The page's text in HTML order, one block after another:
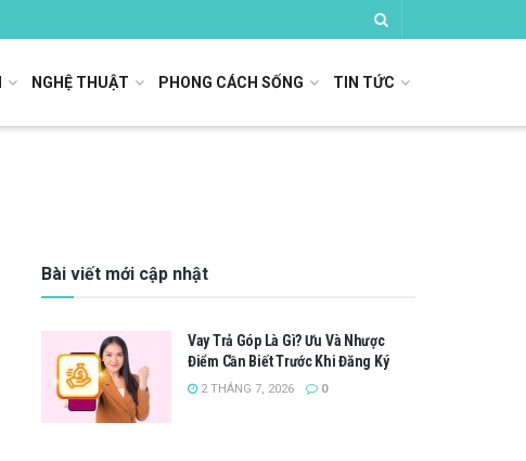
NGHỆ THUẬT PHONG CÁCH SỐNG TIN TỨC
Bài viết mới cập nhật
Vay Trả Góp Là Gì? Ưu Và Nhược
Điểm Cần Biết Trước Khi Đăng Ký
2 THÁNG 7, 2026 0